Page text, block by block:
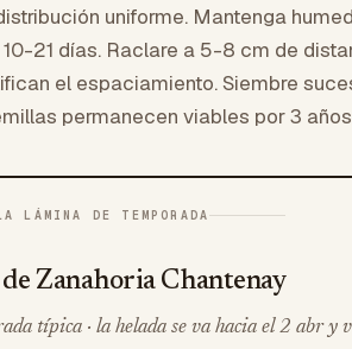
uniforme. Mantenga
21 días. Raclare a 5-8 cm de
el espaciamiento. Siembre
permanecen viables por 3
LÁMINA DE TEMPORADA
Zanahoria Chantenay
típica · la helada se va hacia el 2 abr y